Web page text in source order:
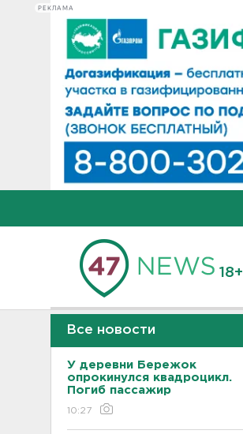
РЕКЛАМА
18+
Все новости
У деревни Бережок
опрокинулся квадроцикл.
Погиб пассажир
10:27